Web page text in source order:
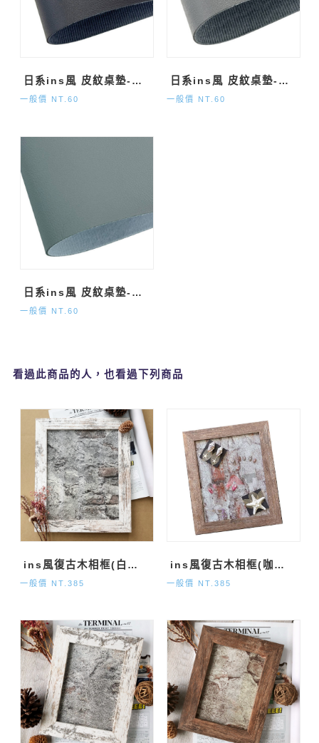
日系ins風 皮紋桌墊-黑 (約40x60cm)
一般價 NT.60
日系ins風 皮紋桌墊-灰 (約40x60cm)
一般價 NT.60
日系ins風 皮紋桌墊-土耳其藍 (約40x80cm)
一般價 NT.60
看過此商品的人，也看過下列商品
ins風復古木相框(白色 307mm*257mm*15mm)
一般價 NT.385
ins風復古木相框(咖啡色 307mm*257mm*15mm)
一般價 NT.385